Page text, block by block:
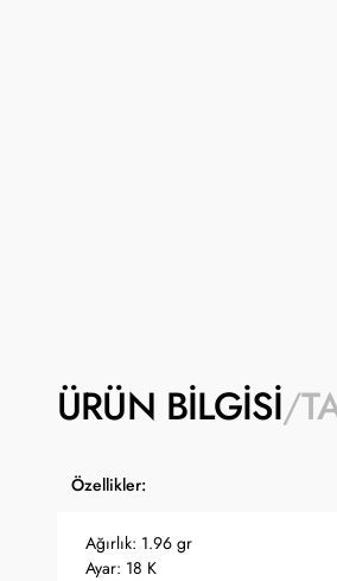
ÜRÜN BILGISI
Özellikler:
Ağırlık: 1.96 gr
Ayar: 18 K